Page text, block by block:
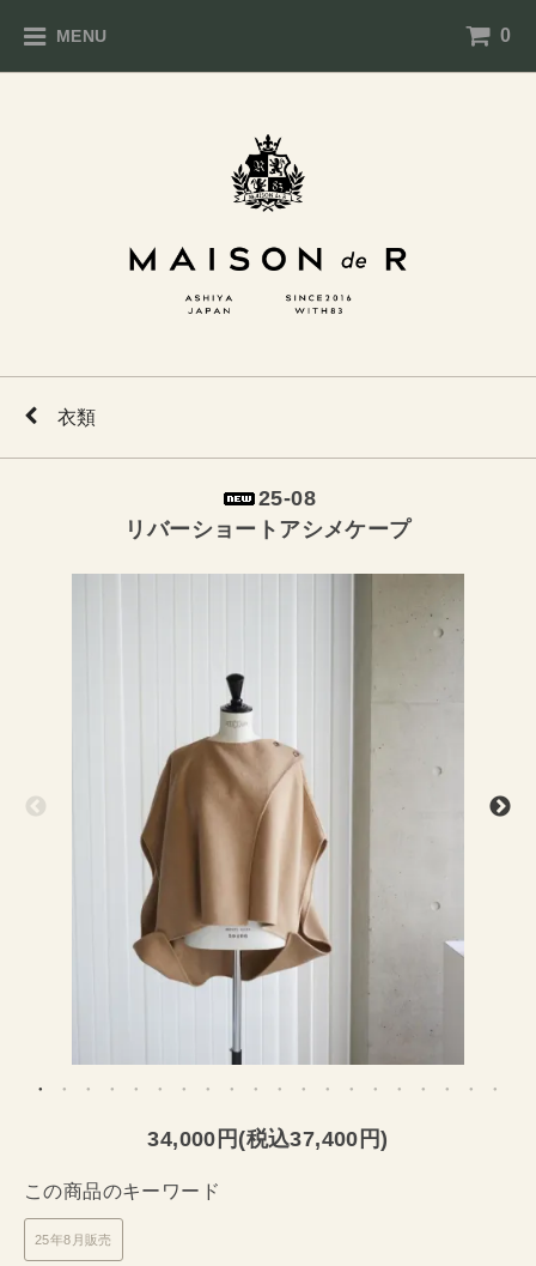
MENU 0
衣類
25-08
リバーショートアシメケープ
34,000円(税込37,400円)
この商品のキーワード
25年8月販売